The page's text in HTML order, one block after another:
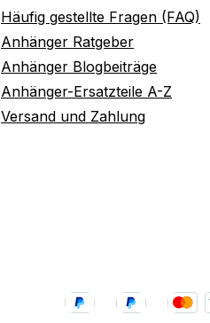
Häufig gestellte Fragen (FAQ)
Anhänger Ratgeber
Anhänger Blogbeiträge
Anhänger-Ersatzteile A-Z
Versand und Zahlung